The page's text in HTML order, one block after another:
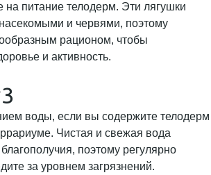
на питание телодерм. Эти лягушки
и червями, поэтому
рационом, чтобы
и активность.
воды, если вы содержите телодерм
Чистая и свежая вода
поэтому регулярно
за уровнем загрязнений.